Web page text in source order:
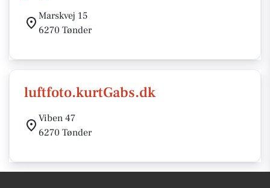
Marskvej 15
6270 Tønder
luftfoto.kurtGabs.dk
Viben 47
6270 Tønder